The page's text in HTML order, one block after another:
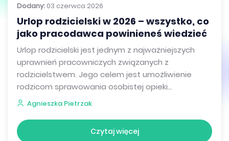
Dodany: 03 czerwca 2026
Urlop rodzicielski w 2026 – wszystko, co
jako pracodawca powinieneś wiedzieć
Urlop rodzicielski jest jednym z najważniejszych
uprawnień pracowniczych związanych z
rodzicielstwem. Jego celem jest umożliwienie
rodzicom sprawowania osobistej opieki...
Agnieszka Pietrzak
Czytaj więcej